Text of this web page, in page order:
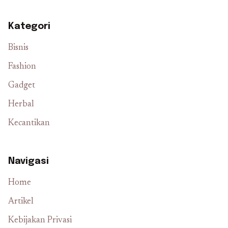
Kategori
Bisnis
Fashion
Gadget
Herbal
Kecantikan
Navigasi
Home
Artikel
Kebijakan Privasi